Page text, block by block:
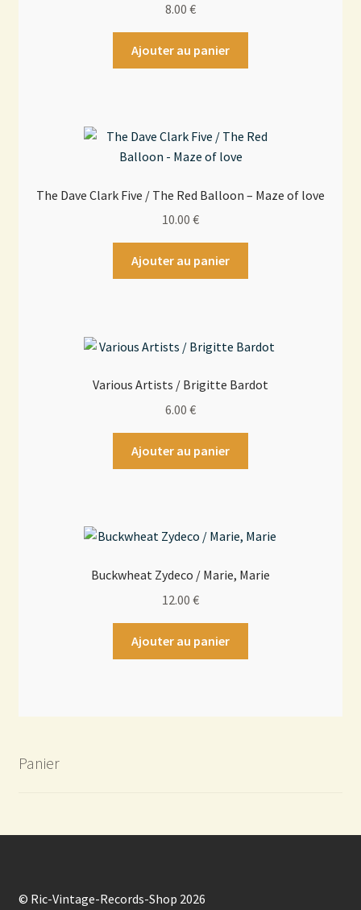
8.00 €
Ajouter au panier
The Dave Clark Five / The Red Balloon – Maze of love
10.00 €
Ajouter au panier
Various Artists / Brigitte Bardot
6.00 €
Ajouter au panier
Buckwheat Zydeco / Marie, Marie
12.00 €
Ajouter au panier
Panier
© Ric-Vintage-Records-Shop 2026